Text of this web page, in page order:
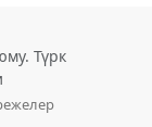
Түрк